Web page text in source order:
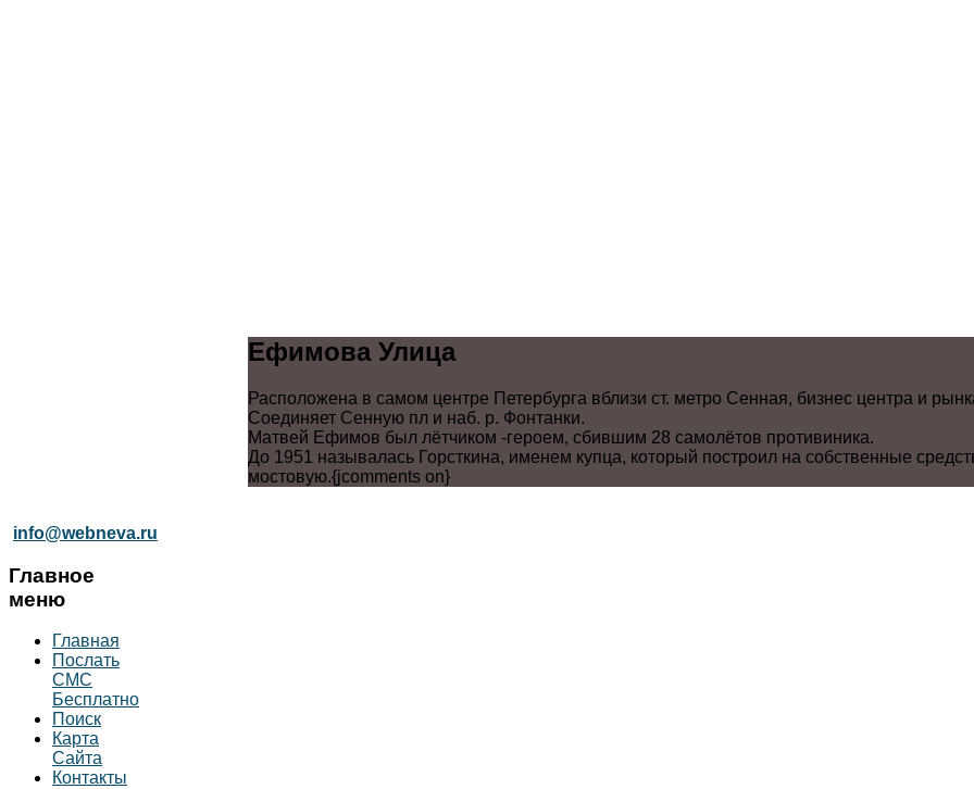
Ефимова Улица
Расположена в самом центре Петербурга вблизи ст. метро Сенная, бизнес центра и
Соединяет Сенную пл и наб. р. Фонтанки.
Матвей Ефимов был лётчиком -героем, сбившим 28 самолётов противиника.
До 1951 называлась Горсткина, именем купца, который построил на собственные
мостовую.{jcomments on}
info@webneva.ru
Главное
меню
Главная
Послать
СМС
Бесплатно
Поиск
Карта
Сайта
Контакты